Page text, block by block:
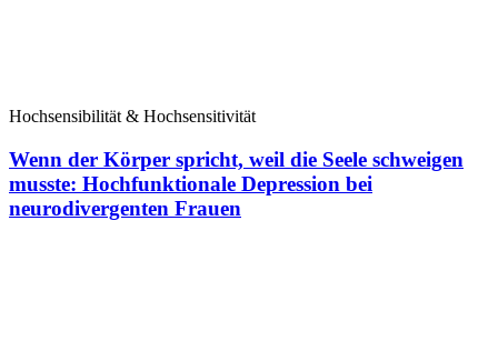
Hochsensibilität & Hochsensitivität
Wenn der Körper spricht, weil die Seele schweigen
musste: Hochfunktionale Depression bei
neurodivergenten Frauen